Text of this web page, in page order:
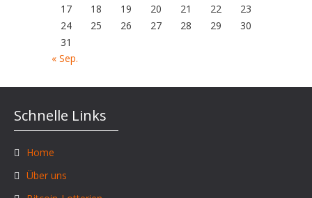
17
18 19 20 21 22
23
24
25 26 27 28 29
30
31
« Sep.
Schnelle Links
Home
Über uns